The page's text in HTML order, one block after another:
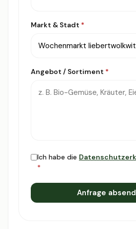
Markt & Stadt *
Angebot / Sortiment *
Ich habe die
*
Anfrage